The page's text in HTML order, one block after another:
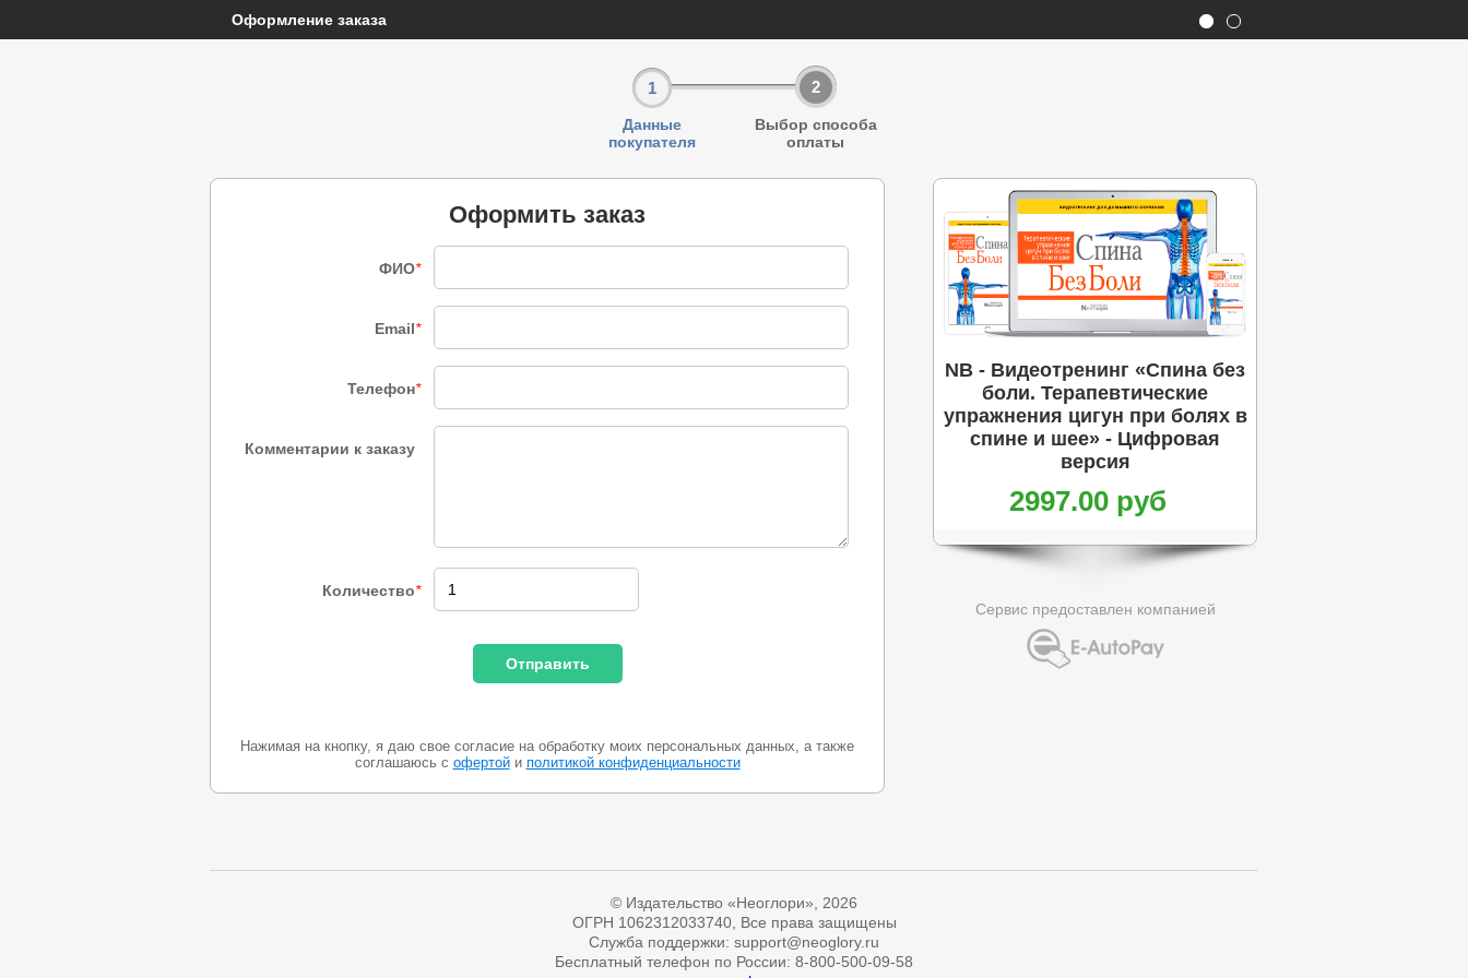
Оформление заказа
1
Данные
покупателя
2
Выбор способа
оплаты
Оформить заказ
ФИО*
Email*
Телефон*
Комментарии к заказу
Количество*
Нажимая на кнопку, я даю свое согласие на обработку моих персональных данных, а также
соглашаюсь с офертойи политикой конфиденциальности
NВ - Видеотренинг «Спина без
боли. Терапевтические
упражнения цигун при болях в
спине и шее» - Цифровая
версия
2997.00 руб
Сервис предоставлен компанией
© Издательство «Неоглори», 2026
ОГРН 1062312033740, Все права защищены
Служба поддержки: support@neoglory.ru
Бесплатный телефон по России: 8-800-500-09-58